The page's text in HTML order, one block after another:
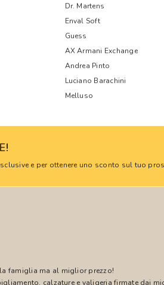
Dr. Martens
Enval Soft
Guess
AX Armani Exchange
Andrea Pinto
Luciano Barachini
Melluso
e per ottenere uno sconto sul tuo
famiglia ma al miglior prezzo!
calzature e valigeria firmate dai